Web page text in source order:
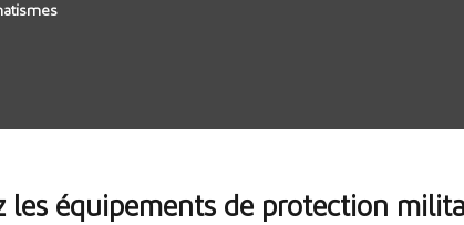
les équipements de protection